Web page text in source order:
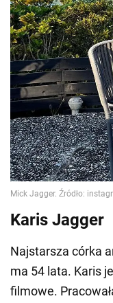
Karis Jagger
Najstarsza córka
ma 54 lata. Karis
filmowe.